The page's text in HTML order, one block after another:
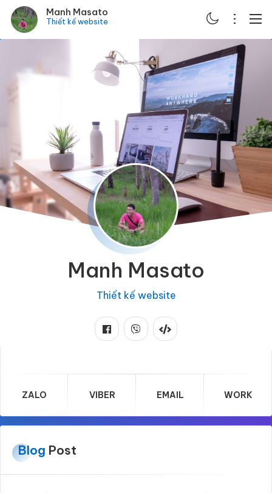
Manh Masato
Thiết kế website
PORTFOLIO
CONTACT
SCHEDULE
Manh Masato
Thiết kế website
ZALO VIBER EMAIL WORK
Blog Post